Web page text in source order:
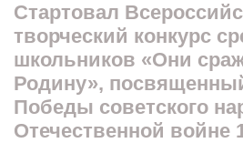
Стартовал
творческий конкурс
школьников «Они
Родину»,
Победы советского
Отечественной войне